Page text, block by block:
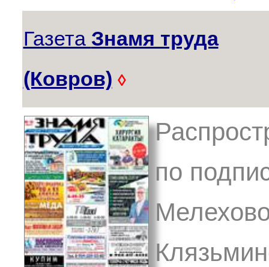
Газета Знамя труда
(Ковров) ◊
по